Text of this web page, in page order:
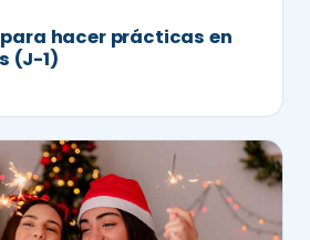
hacer prácticas en
(J-1)